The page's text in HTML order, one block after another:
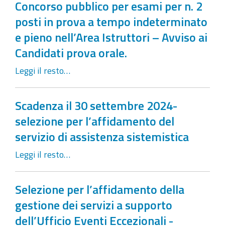
Concorso pubblico per esami per n. 2
posti in prova a tempo indeterminato
e pieno nell’Area Istruttori – Avviso ai
Candidati prova orale.
Leggi il resto…
Scadenza il 30 settembre 2024-
selezione per l’affidamento del
servizio di assistenza sistemistica
Leggi il resto…
Selezione per l’affidamento della
gestione dei servizi a supporto
dell’Ufficio Eventi Eccezionali -